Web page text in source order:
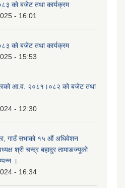
को बजेट तथा कार्यक्रम
- 16:01
को बजेट तथा कार्यक्रम
- 15:53
आ.व. २०८१।०८२ को बजेट तथा
- 12:30
गाउँ सभाको १५ औं अधिवेशन
श्री चन्द्र बहादुर तामाङज्यूको
।
- 16:34